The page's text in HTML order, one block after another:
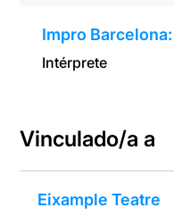
Impro
Intérprete
Vinculado/a a
Eixample Teatre